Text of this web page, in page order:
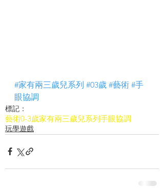
#家有兩三歲兒系列 #03歲 #藝術 #手
眼協調
標記：
藝術0-3歲家有兩三歲兒系列手眼協調
玩學遊戲